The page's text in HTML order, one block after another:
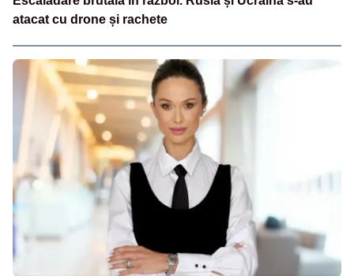
atacat cu drone și rachete